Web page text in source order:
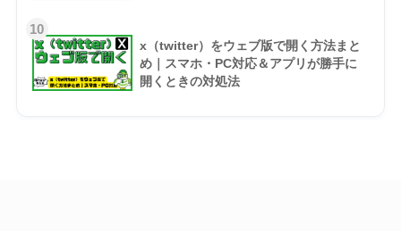
10
x（twitter）をウェブ版で開く方法まと
め｜スマホ・PC対応＆アプリが勝手に
開くときの対処法